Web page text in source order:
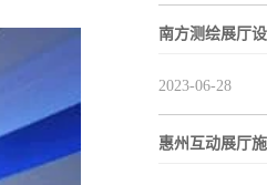
南方测绘展厅
2023-06-28
惠州互动展厅